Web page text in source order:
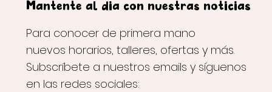
Mantente al día con nuestras noticias
Para conocer de primera mano
nuevos horarios, talleres, ofertas y más.
Subscríbete a nuestros emails y síguenos
en las redes sociales: